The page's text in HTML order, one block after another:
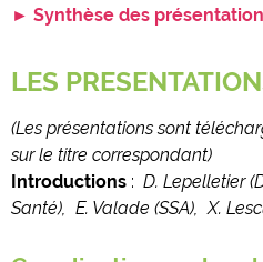
► Synthèse des
LES
(Les présentations sont
sur le titre correspondant)
Introductions : D. Lepelletier
Santé), E. Valade (SSA), X.